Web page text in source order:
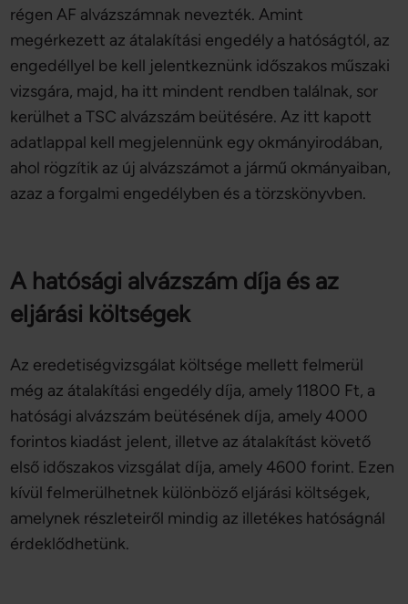
régen AF alvázszámnak nevezték. Amint
megérkezett az átalakítási engedély a hatóságtól, az
engedéllyel be kell jelentkeznünk időszakos műszaki
vizsgára, majd, ha itt mindent rendben találnak, sor
kerülhet a TSC alvázszám beütésére. Az itt kapott
adatlappal kell megjelennünk egy okmányirodában,
ahol rögzítik az új alvázszámot a jármű okmányaiban,
azaz a forgalmi engedélyben és a törzskönyvben.
A hatósági alvázszám díja és az
eljárási költségek
Az eredetiségvizsgálat költsége mellett felmerül
még az átalakítási engedély díja, amely 11800 Ft, a
hatósági alvázszám beütésének díja, amely 4000
forintos kiadást jelent, illetve az átalakítást követő
első időszakos vizsgálat díja, amely 4600 forint. Ezen
kívül felmerülhetnek különböző eljárási költségek,
amelynek részleteiről mindig az illetékes hatóságnál
érdeklődhetünk.